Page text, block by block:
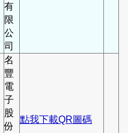
有
限
公
司
名
豐
電
子
股
份
點我下載QR圖碼